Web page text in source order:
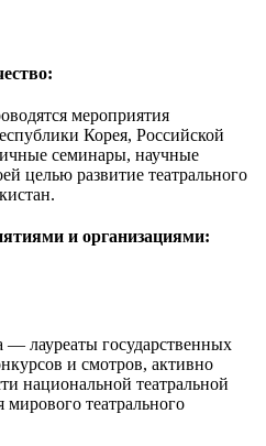
мероприятия
Корея, Российской
семинары, научные
целью развитие театрального
и организациями:
— лауреаты государственных
и смотров, активно
национальной театральной
мирового театрального